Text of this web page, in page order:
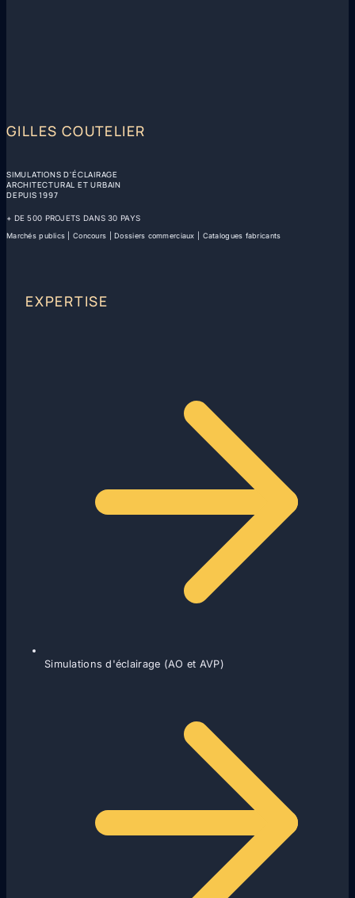
GILLES COUTELIER
SIMULATIONS D'ÉCLAIRAGE
ARCHITECTURAL ET URBAIN
DEPUIS 1997
+ DE 500 PROJETS DANS 30 PAYS
Marchés publics | Concours | Dossiers commerciaux | Catalogues fabricants
EXPERTISE
Simulations d'éclairage (AO et AVP)